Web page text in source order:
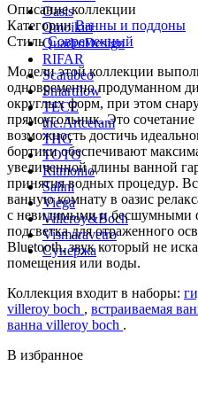
Oasis
Omoikiri
QuadroDesign
RIFAR
Scarabeo
Smartflow
TECE
the.Artceram
THG
TOTO
Ritmonio
Salini
Viega
Villeroy&Boch
Vismaravetro
Сунержа
Описание коллекции
Категории Ванны и поддоны
Стиль Современный
Модели этой коллекции
одновременно продуманном
округлых форм, при этом
прямоугольник. Это
возможность достичь
бортики обеспечивают
увеличенной длины ванной
принятия водных процедур.
ванную комнату в оазис
с невидимыми и бесшумными
подсветка для отраженного
Bluetooth, звук который не
помещения или воды.
Коллекция входит в наборы:
villeroy boch , встраиваемая
ванна villeroy boch .
В избранное